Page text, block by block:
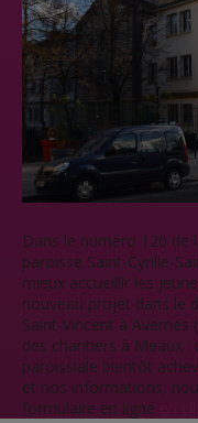
Dans le numéro 120
paroisse Saint-Cyrille-
mieux accueillir les
nouveau projet dans le
Saint-Vincent à Avernes
des chantiers à Meaux
paroissiale bientôt
et nos informations,
formulaire en ligne